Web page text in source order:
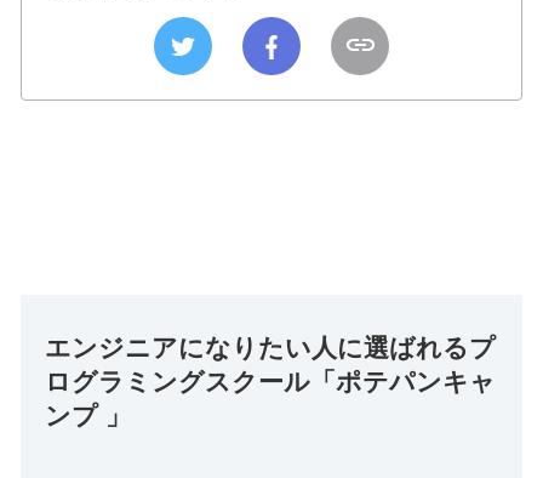
エンジニアになりたい人に選ばれるプ
ログラミングスクール「ポテパンキャ
ンプ 」